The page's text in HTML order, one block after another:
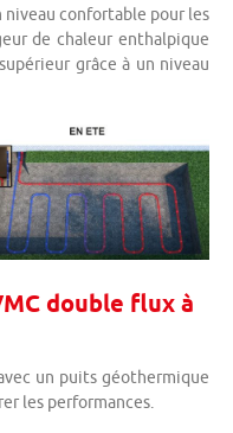
confortable pour les
de chaleur enthalpique
grâce à un niveau
double flux à
un puits géothermique
les performances.